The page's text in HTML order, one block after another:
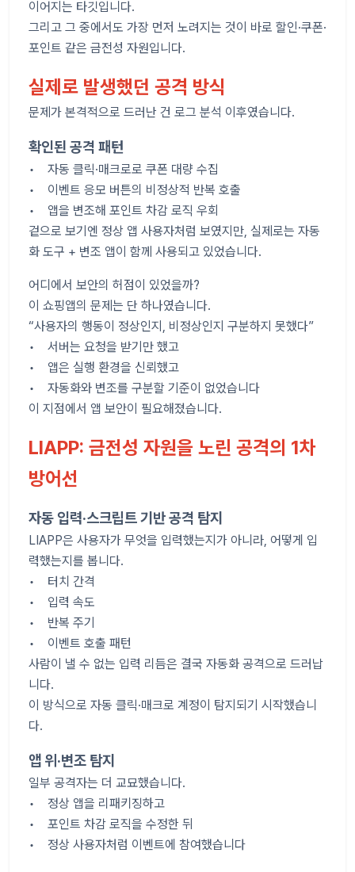
이어지는 타깃입니다.
그리고 그 중에서도 가장 먼저 노려지는 것이 바로 할인·쿠폰·
포인트 같은 금전성 자원입니다.
실제로 발생했던 공격 방식
문제가 본격적으로 드러난 건 로그 분석 이후였습니다.
확인된 공격 패턴
• 자동 클릭·매크로로 쿠폰 대량 수집
• 이벤트 응모 버튼의 비정상적 반복 호출
• 앱을 변조해 포인트 차감 로직 우회
겉으로 보기엔 정상 앱 사용자처럼 보였지만, 실제로는 자동
화 도구 + 변조 앱이 함께 사용되고 있었습니다.
어디에서 보안의 허점이 있었을까?
이 쇼핑앱의 문제는 단 하나였습니다.
“사용자의 행동이 정상인지, 비정상인지 구분하지 못했다”
• 서버는 요청을 받기만 했고
• 앱은 실행 환경을 신뢰했고
• 자동화와 변조를 구분할 기준이 없었습니다
이 지점에서 앱 보안이 필요해졌습니다.
LIAPP: 금전성 자원을 노린 공격의 1차
방어선
자동 입력·스크립트 기반 공격 탐지
LIAPP은 사용자가 무엇을 입력했는지가 아니라, 어떻게 입
력했는지를 봅니다.
• 터치 간격
• 입력 속도
• 반복 주기
• 이벤트 호출 패턴
사람이 낼 수 없는 입력 리듬은 결국 자동화 공격으로 드러납
니다.
이 방식으로 자동 클릭·매크로 계정이 탐지되기 시작했습니
다.
앱 위·변조 탐지
일부 공격자는 더 교묘했습니다.
• 정상 앱을 리패키징하고
• 포인트 차감 로직을 수정한 뒤
• 정상 사용자처럼 이벤트에 참여했습니다